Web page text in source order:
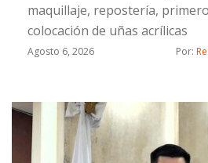
maquillaje, repostería,
colocación de uñas acrílicas
Agosto 6, 2026 Por: